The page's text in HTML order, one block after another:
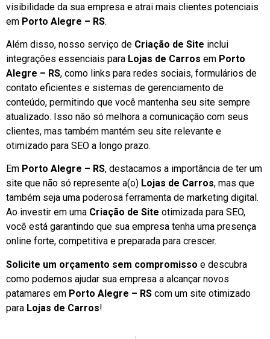
visibilidade da sua empresa e atrai mais clientes potenciais
em Porto Alegre – RS.
Além disso, nosso serviço de Criação de Site inclui
integrações essenciais para Lojas de Carros em Porto
Alegre – RS, como links para redes sociais, formulários de
contato eficientes e sistemas de gerenciamento de
conteúdo, permitindo que você mantenha seu site sempre
atualizado. Isso não só melhora a comunicação com seus
clientes, mas também mantém seu site relevante e
otimizado para SEO a longo prazo.
Em Porto Alegre – RS, destacamos a importância de ter um
site que não só represente a(o) Lojas de Carros, mas que
também seja uma poderosa ferramenta de marketing digital.
Ao investir em uma Criação de Site otimizada para SEO,
você está garantindo que sua empresa tenha uma presença
online forte, competitiva e preparada para crescer.
Solicite um orçamento sem compromisso e descubra
como podemos ajudar sua empresa a alcançar novos
patamares em Porto Alegre – RS com um site otimizado
para Lojas de Carros!